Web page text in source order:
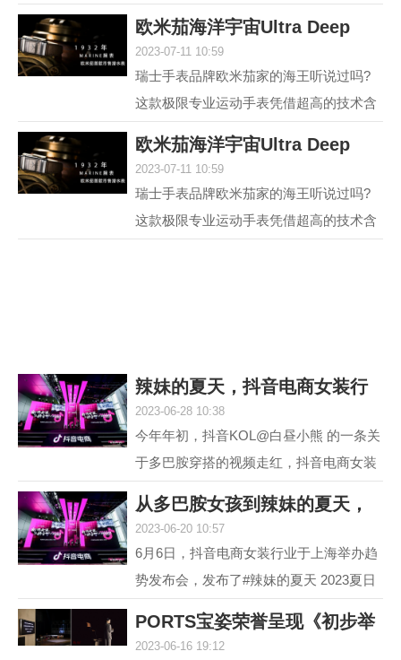
不可或缺的组成部分...
欧米茄海洋宇宙Ultra Deep
2023-07-11 10:59
瑞士手表品牌欧米茄家的海王听说过吗?
这款极限专业运动手表凭借超高的技术含
议，它就是欧米茄海...
欧米茄海洋宇宙Ultra Deep
2023-07-11 10:59
瑞士手表品牌欧米茄家的海王听说过吗?
这款极限专业运动手表凭借超高的技术含
辣妹的夏天，抖音电商女装行
2023-06-28 10:38
今年年初，抖音KOL@白昼小熊 的一条关
于多巴胺穿搭的视频走红，抖音电商女装
最终，#多巴胺女孩 ...
从多巴胺女孩到辣妹的夏天，
2023-06-20 10:57
6月6日，抖音电商女装行业于上海举办趋
势发布会，发布了#辣妹的夏天 2023夏日
计，截至目前，#辣...
PORTS宝姿荣誉呈现《初步举
2023-06-16 19:12